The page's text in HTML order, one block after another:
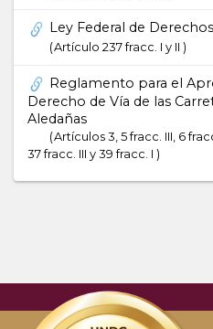
Ley Federal de Derechos
Artículo 237 fracc. I y II
Reglamento para el
Derecho de Vía de las
Aledañas
Artículos 3, 5 fracc. III, 6
37 fracc. III y 39 fracc. I